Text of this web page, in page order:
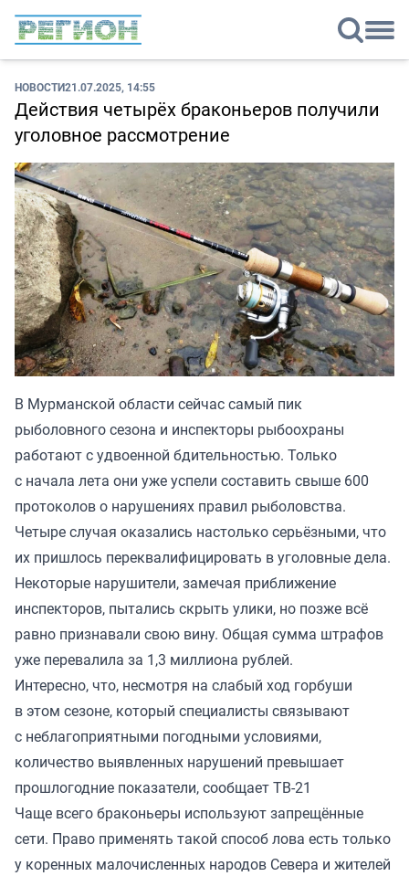
НОВОСТИ21.07.2025, 14:55
Действия четырёх браконьеров получили
уголовное рассмотрение
В Мурманской области сейчас самый пик
рыболовного сезона и инспекторы рыбоохраны
работают с удвоенной бдительностью. Только
с начала лета они уже успели составить свыше 600
протоколов о нарушениях правил рыболовства.
Четыре случая оказались настолько серьёзными, что
их пришлось переквалифицировать в уголовные дела.
Некоторые нарушители, замечая приближение
инспекторов, пытались скрыть улики, но позже всё
равно признавали свою вину. Общая сумма штрафов
уже перевалила за 1,3 миллиона рублей.
Интересно, что, несмотря на слабый ход горбуши
в этом сезоне, который специалисты связывают
с неблагоприятными погодными условиями,
количество выявленных нарушений превышает
прошлогодние показатели,сообщаетТВ-21
Чаще всего браконьеры используют запрещённые
сети. Право применять такой способ лова есть только
у коренных малочисленных народов Севера и жителей